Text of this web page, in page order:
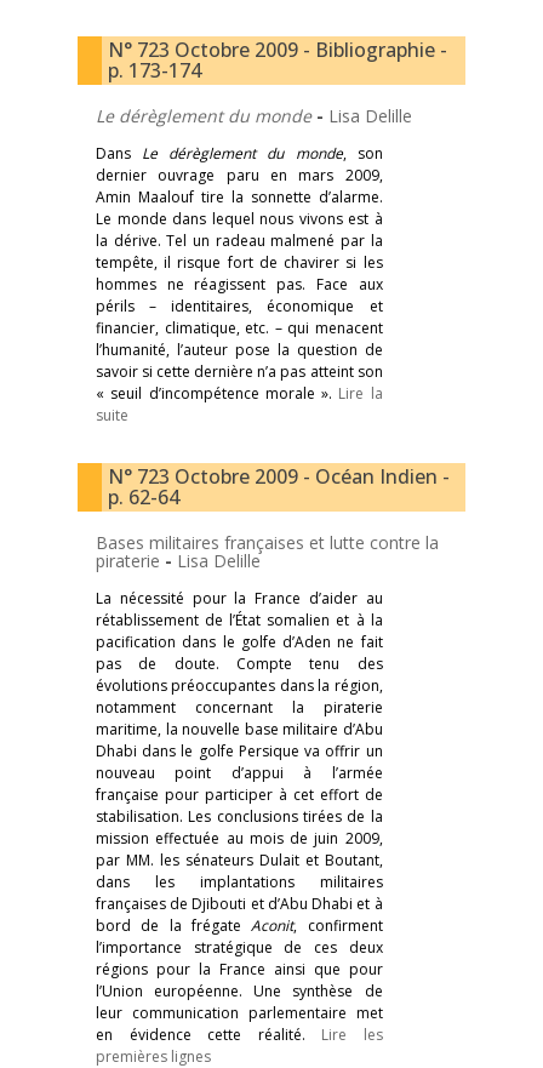
N° 723 Octobre 2009 - Bibliographie -
p. 173-174
Le dérèglement du monde - Lisa Delille
Dans Le dérèglement du monde, son
dernier ouvrage paru en mars 2009,
Amin Maalouf tire la sonnette d’alarme.
Le monde dans lequel nous vivons est à
la dérive. Tel un radeau malmené par la
tempête, il risque fort de chavirer si les
hommes ne réagissent pas. Face aux
périls – identitaires, économique et
financier, climatique, etc. – qui menacent
l’humanité, l’auteur pose la question de
savoir si cette dernière n’a pas atteint son
« seuil d’incompétence morale ». Lire la
suite
N° 723 Octobre 2009 - Océan Indien -
p. 62-64
Bases militaires françaises et lutte contre la
piraterie - Lisa Delille
La nécessité pour la France d’aider au
rétablissement de l’État somalien et à la
pacification dans le golfe d’Aden ne fait
pas de doute. Compte tenu des
évolutions préoccupantes dans la région,
notamment concernant la piraterie
maritime, la nouvelle base militaire d’Abu
Dhabi dans le golfe Persique va offrir un
nouveau point d’appui à l’armée
française pour participer à cet effort de
stabilisation. Les conclusions tirées de la
mission effectuée au mois de juin 2009,
par MM. les sénateurs Dulait et Boutant,
dans les implantations militaires
françaises de Djibouti et d’Abu Dhabi et à
bord de la frégateAconit, confirment
l’importance stratégique de ces deux
régions pour la France ainsi que pour
l’Union européenne. Une synthèse de
leur communication parlementaire met
en évidence cette réalité. Lire les
premières lignes